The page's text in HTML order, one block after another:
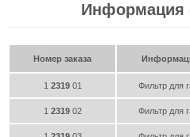
Информация
Номер заказа
1 231901 Фильтр для
1 231902 Фильтр для